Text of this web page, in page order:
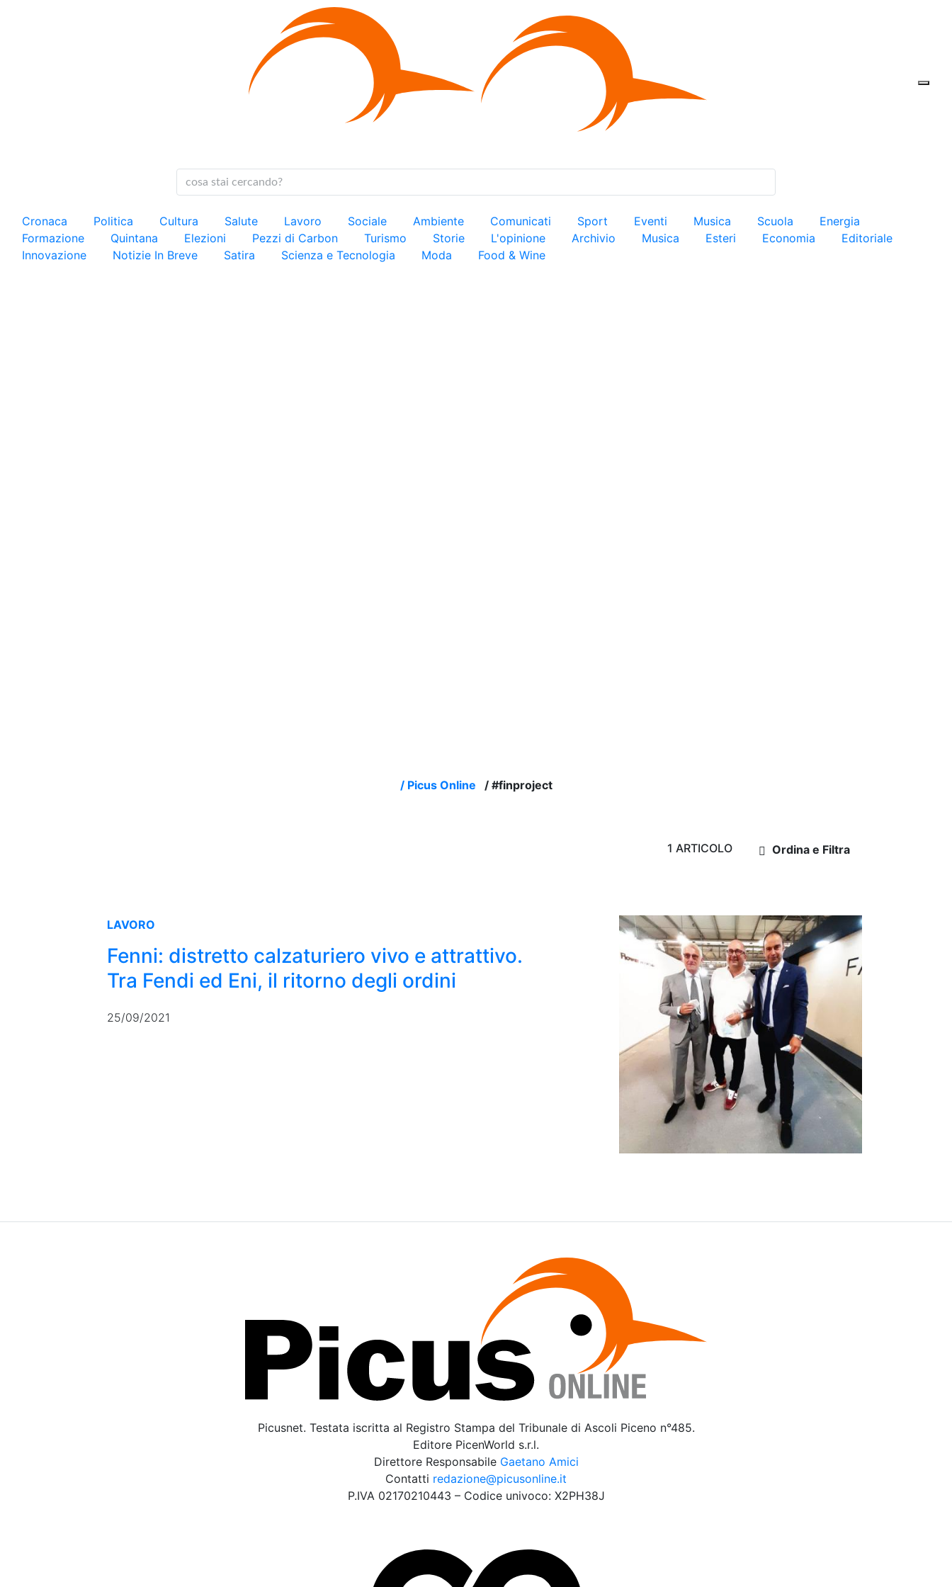
×
Cronaca Politica Cultura Salute Lavoro Sociale Ambiente Comunicati Sport Eventi Musica Scuola
Energia
Formazione
Quintana Elezioni Pezzi di Carbon Turismo Storie L'opinione Archivio Musica Esteri Economia
Editoriale
Innovazione
Notizie In Breve Satira Scienza e Tecnologia Moda Food & Wine
/ Picus Online / #finproject
1 ARTICOLO Ordina e Filtra
LAVORO
Fenni: distretto calzaturiero vivo e attrattivo.
Tra Fendi ed Eni, il ritorno degli ordini
25/09/2021
Picusnet. Testata iscritta al Registro Stampa del Tribunale di Ascoli Piceno n°485.
Editore PicenWorld s.r.l.
Direttore Responsabile Gaetano Amici
Contatti redazione@picusonline.it
P.IVA 02170210443 – Codice univoco: X2PH38J